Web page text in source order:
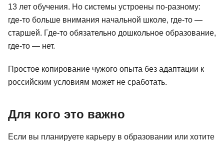
13 лет обучения. Но системы устроены по-разному:
где-то больше внимания начальной школе, где-то —
старшей. Где-то обязательно дошкольное образование,
где-то — нет.
Простое копирование чужого опыта без адаптации к
российским условиям может не сработать.
Для кого это важно
Если вы планируете карьеру в образовании или хотите